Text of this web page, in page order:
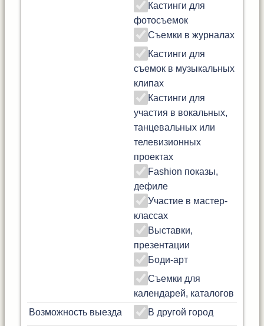
Кастинги для
фотосъемок
Съемки в журналах
Кастинги для
съемок в музыкальных
клипах
Кастинги для
участия в вокальных,
танцевальных или
телевизионных
проектах
Fashion показы,
дефиле
Участие в мастер-
классах
Выставки,
презентации
Боди-арт
Съемки для
календарей, каталогов
Возможность выезда
В другой город